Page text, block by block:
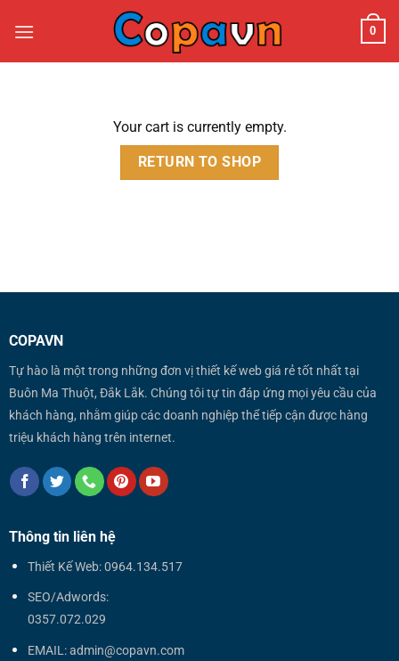
đến
0
Your cart is currently empty.
RETURN TO SHOP
COPAVN
Tự hào là một trong những đơn vị thiết kế web giá rẻ tốt nhất tại
Buôn Ma Thuột, Đắk Lắk. Chúng tôi tự tin đáp ứng mọi yêu cầu của
khách hàng, nhằm giúp các doanh nghiệp thể tiếp cận được hàng
triệu khách hàng trên internet.
Thông tin liên hệ
Thiết Kế Web: 0964.134.517
SEO/Adwords:
0357.072.029
EMAIL: admin@copavn.com